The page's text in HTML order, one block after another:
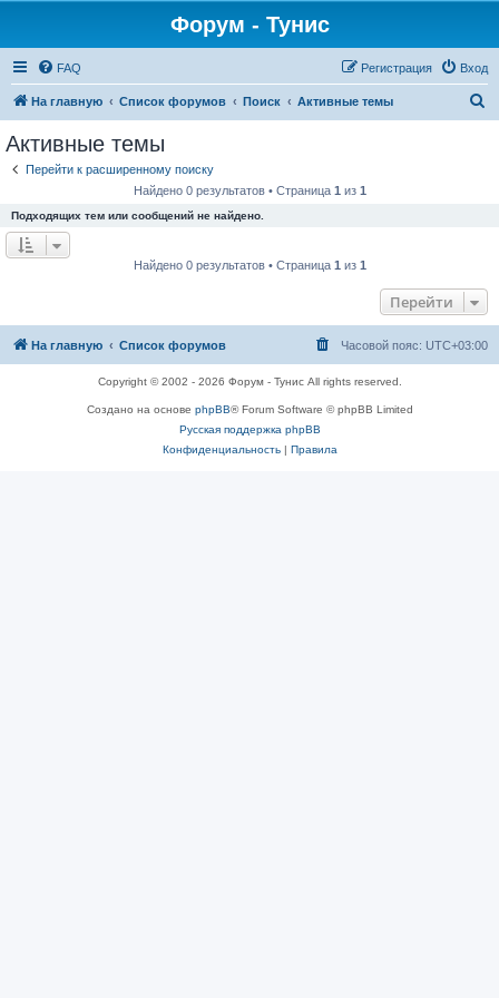
Форум - Тунис
FAQ Вход
Регистрация
На главную Список форумов Поиск Активные темы
Активные темы
Перейти к расширенному поиску
Найдено 0 результатов • Страница 1 из 1
Подходящих тем или сообщений не найдено.
Найдено 0 результатов • Страница 1 из 1
Перейти
На главную Список форумов Часовой пояс: UTC+03:00
Copyright © 2002 - 2026 Форум - Тунис All rights reserved.
Создано на основе phpBB® Forum Software © phpBB Limited
Русская поддержка phpBB
Конфиденциальность| Правила